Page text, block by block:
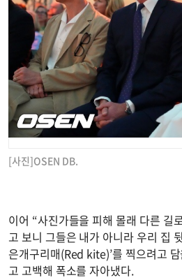
[사진]OSEN DB.
이어 “사진가들을 피해 몰래 다른 길
고 보니 그들은 내가 아니라 우리 집
은개구리매(Red kite)’를 찍으려고
고 고백해 폭소를 자아냈다.